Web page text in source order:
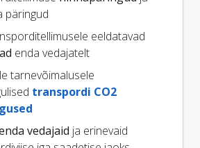
päringud
eeldatavad
enda vedajatelt
tarnevõimalusele
transpordi CO2
vedajaid ja erinevaid